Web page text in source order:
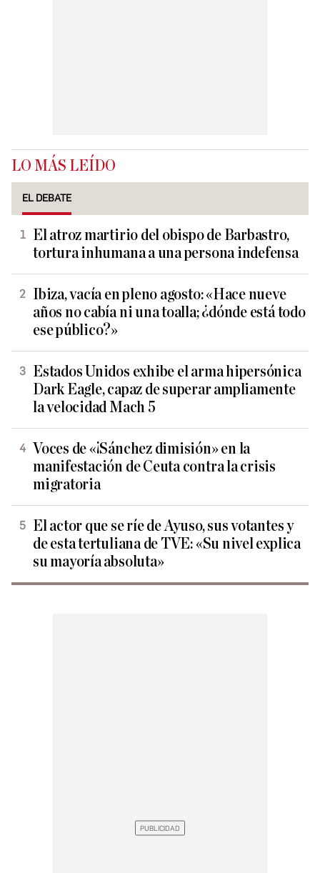
LO MÁS LEÍDO
EL DEBATE
El atroz martirio del obispo de Barbastro,
tortura inhumana a una persona indefensa
Ibiza, vacía en pleno agosto: «Hace nueve
años no cabía ni una toalla; ¿dónde está todo
ese público?»
Estados Unidos exhibe el arma hipersónica
Dark Eagle, capaz de superar ampliamente
la velocidad Mach 5
Voces de «¡Sánchez dimisión» en la
manifestación de Ceuta contra la crisis
migratoria
El actor que se ríe de Ayuso, sus votantes y
de esta tertuliana de TVE: «Su nivel explica
su mayoría absoluta»